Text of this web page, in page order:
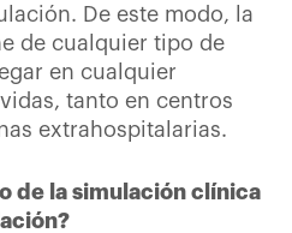
De este modo, la
de cualquier tipo de
en cualquier
tanto en centros
extrahospitalarias.
de la simulación clínica